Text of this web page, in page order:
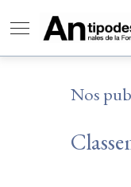
Nos